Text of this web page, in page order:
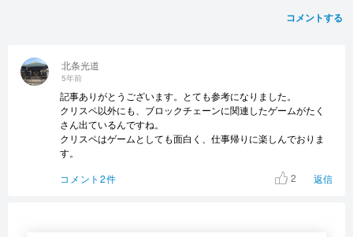
コメントする
北条光道
5年前
記事ありがとうございます。とても参考になりました。
クリスペ以外にも、ブロックチェーンに関連したゲームがたく
さん出ているんですね。
クリスペはゲームとしても面白く、仕事帰りに楽しんでおりま
す。
コメント2件
2 返信